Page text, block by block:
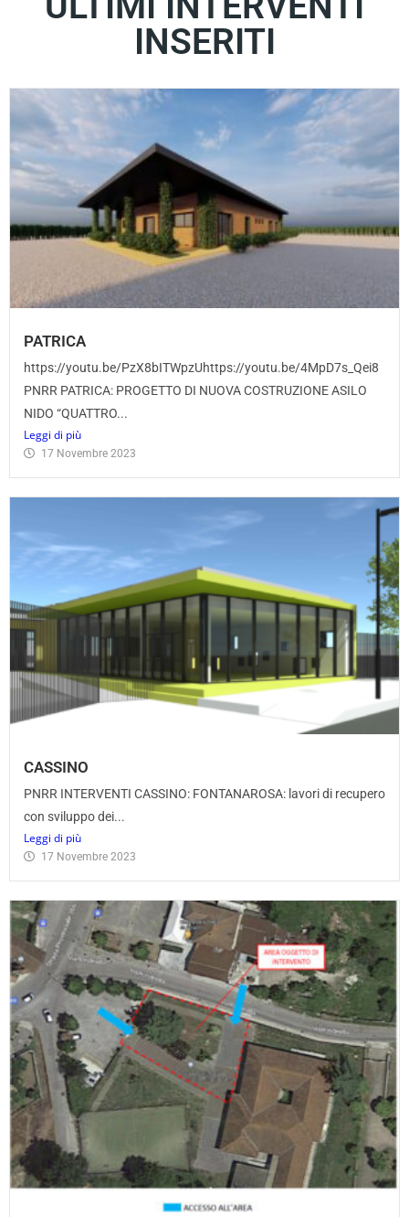
INSERITI
PATRICA
https://youtu.be/PzX8bITWpzUhttps://youtu.be/4MpD7s_Qei8
PNRR PATRICA: PROGETTO DI NUOVA COSTRUZIONE ASILO
NIDO “QUATTRO...
Leggi di più
17 Novembre 2023
CASSINO
PNRR INTERVENTI CASSINO: FONTANAROSA: lavori di recupero
con sviluppo dei...
Leggi di più
17 Novembre 2023